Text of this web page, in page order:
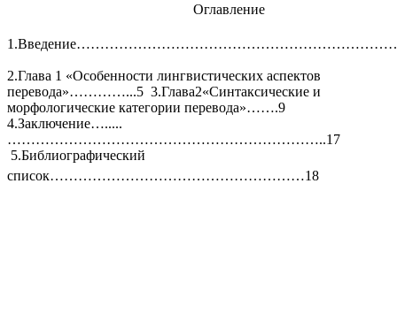
Оглавление
2.Глава 1 «Особенности лингвистических аспектов
перевода»…………...5 3.Глава2«Синтаксические и
морфологические категории перевода»…….9
4.Заключение….....
…………………………………………………………..17
5.Библиографический
список………………………………………………18